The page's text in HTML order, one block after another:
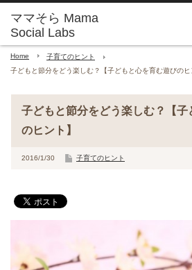
Home
子育てのヒント
子どもと節分をどう楽しむ？【子どもと心を育む遊びのヒ
子どもと節分をどう楽しむ？【子
のヒント】
2016/1/30 子育てのヒント